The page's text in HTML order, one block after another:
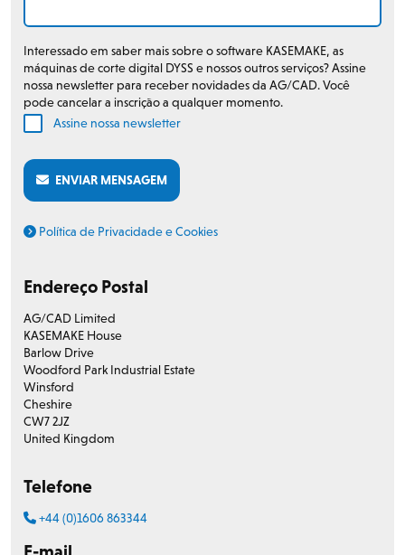
Interessado em saber mais sobre o software KASEMAKE, as
máquinas de corte digital DYSS e nossos outros serviços? Assine
nossa newsletter para receber novidades da AG/CAD. Você
pode cancelar a inscrição a qualquer momento.
Assine nossa newsletter
ENVIAR MENSAGEM
Política de Privacidade e Cookies
Endereço Postal
AG/CAD Limited
KASEMAKE House
Barlow Drive
Woodford Park Industrial Estate
Winsford
Cheshire
CW7 2JZ
United Kingdom
Telefone
+44 (0)1606 863344
E-mail